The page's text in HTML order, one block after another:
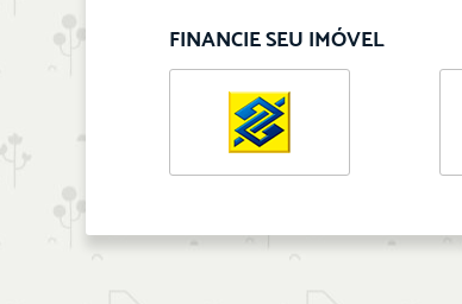
FINANCIE SEU IMÓVEL